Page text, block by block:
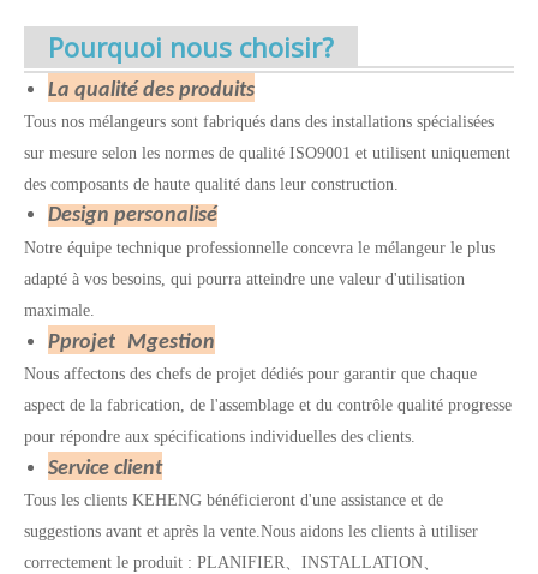
Pourquoi nous choisir?
La qualité des produits
Tous nos mélangeurs sont fabriqués dans des installations spécialisées
sur mesure selon les normes de qualité ISO9001 et utilisent uniquement
des composants de haute qualité dans leur construction.
Design personalisé
Notre équipe technique professionnelle concevra le mélangeur le plus
adapté à vos besoins, qui pourra atteindre une valeur d'utilisation
maximale.
Pprojet Mgestion
Nous affectons des chefs de projet dédiés pour garantir que chaque
aspect de la fabrication, de l'assemblage et du contrôle qualité progresse
pour répondre aux spécifications individuelles des clients.
Service client
Tous les clients KEHENG bénéficieront d'une assistance et de
suggestions avant et après la vente.Nous aidons les clients à utiliser
correctement le produit : PLANIFIER、 INSTALLATION、